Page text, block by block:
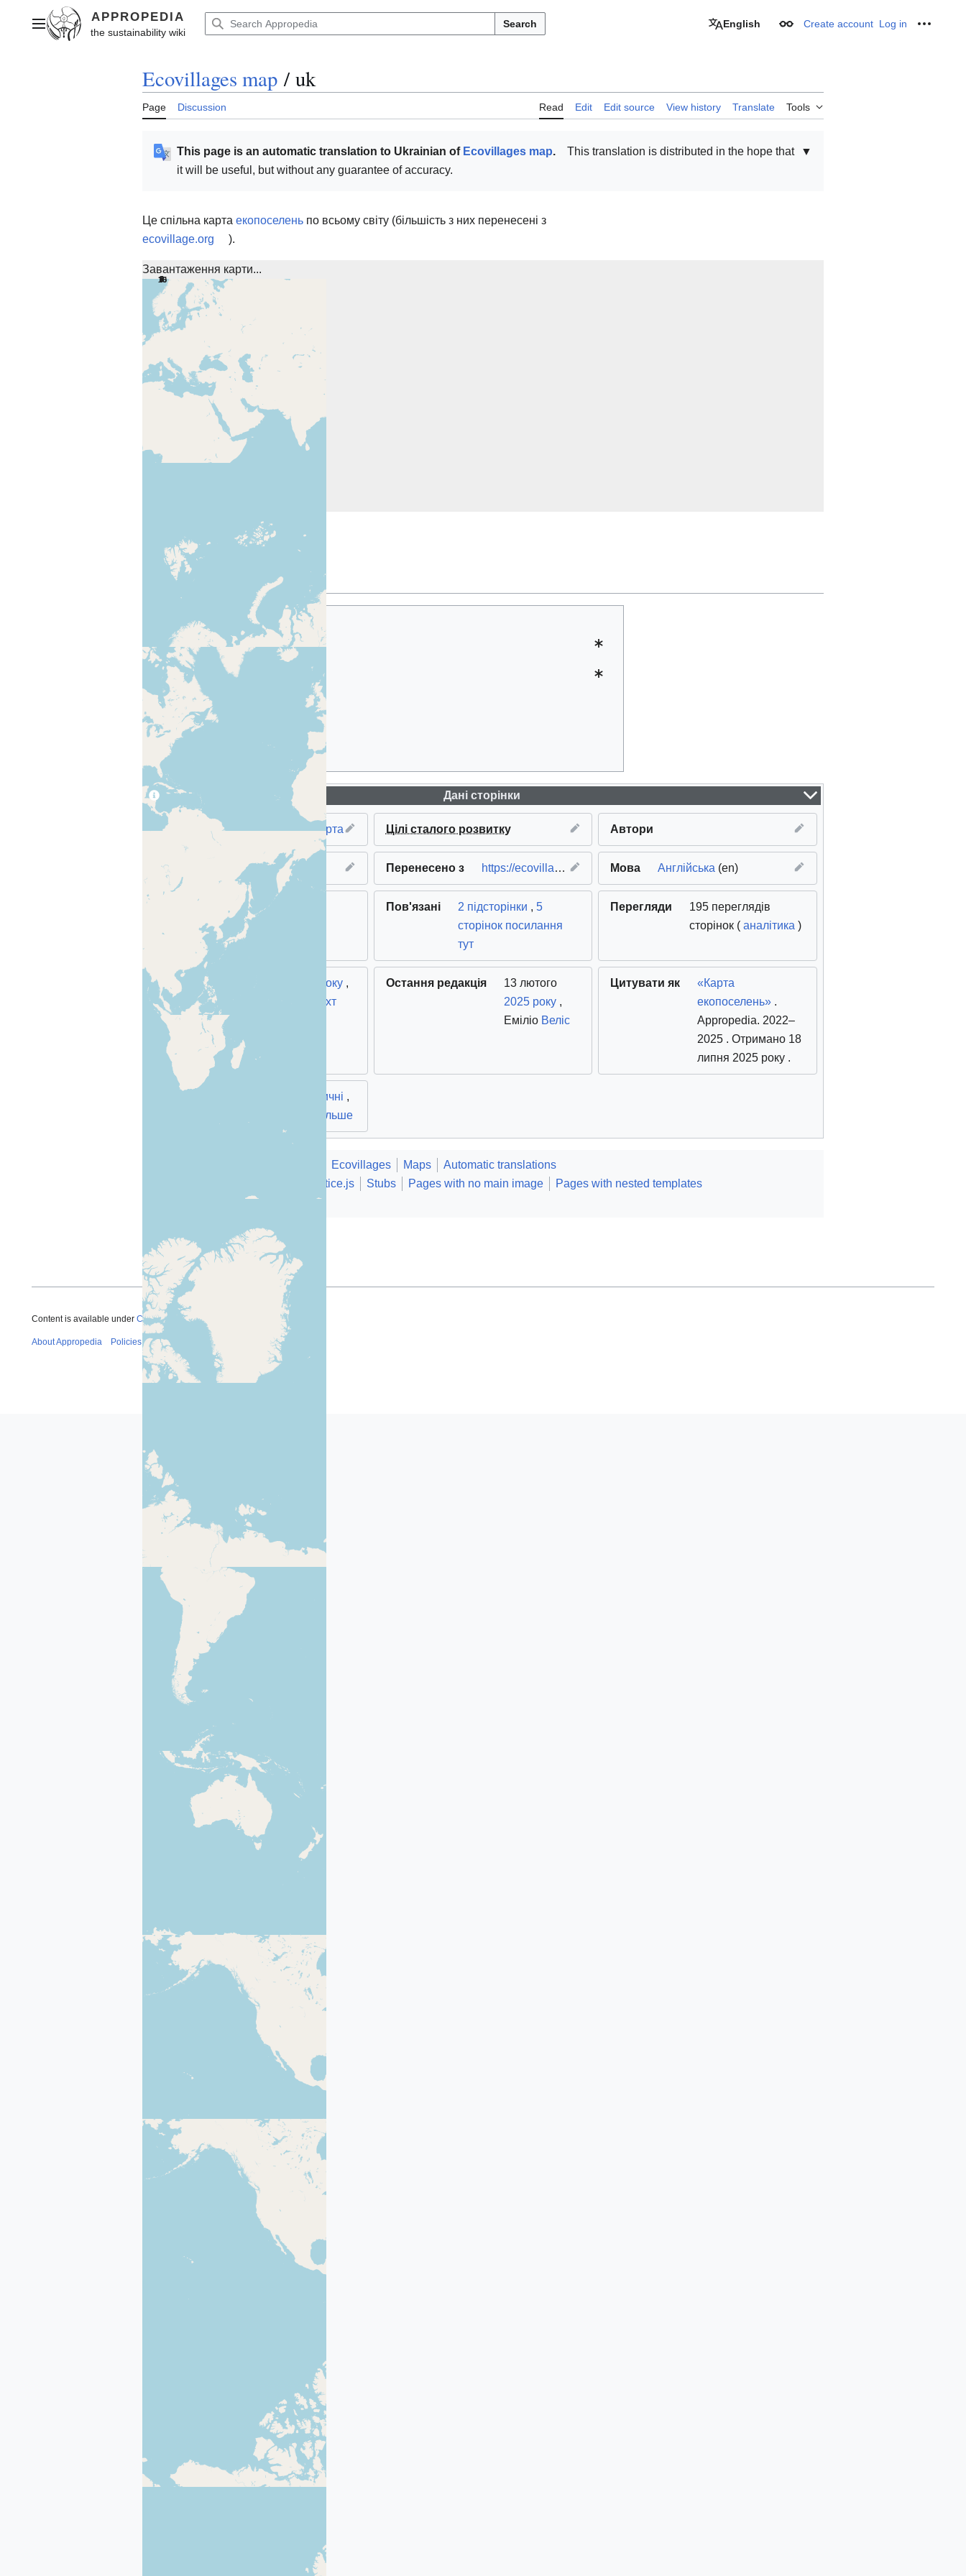
contentMain menu Search English Appearance
Create account Log in
Ecovillages map / uk
Page Discussion Read Edit Edit source View history Translate Tools
▼
This page is an automatic translation to Ukrainian of Ecovillages map.
This translation is distributed in the hope that
it will be useful, but without any guarantee of accuracy.
Це спільна карта екопоселень по всьому світу (більшість з них перенесені з
ecovillage.org
).
Завантаження карти...
2
3
3
10
15
4
8
9
Переглянути дані
Додати екопоселення
Назва екопоселення
Розташування
Посилання
Вільний текст
Надіслати
Дані сторінки
Ключові слова екосела,карта Цілі сталого розвитку Автори
Ліцензія CC-BY-SA-4.0 Перенесено з https://ecovillage.org/project/ ( оригінал)
Мова Англійська (en)
Іспанська Пов'язані 2 підсторінки , 5
сторінок посилання
тут
Перегляди
195 переглядів
сторінок (аналітика )
Створено 2022 року ,
Педро Крахт
Остання редакція
13 лютого
2025 року,
Еміліо Веліс
Цитувати як
«Карта
екопоселень» .
Appropedia. 2022–
2025 . Отримано 18
липня 2025 року .
семантичні ,
більше
Ecovillages Maps
Automatic translations
Pages with Notice.js Stubs Pages with no main image
Pages with nested templates
Pages with WikiForm.js
Content is available under CC-BY-SA-4.0unless otherwise noted.
About Appropedia Policies Contact